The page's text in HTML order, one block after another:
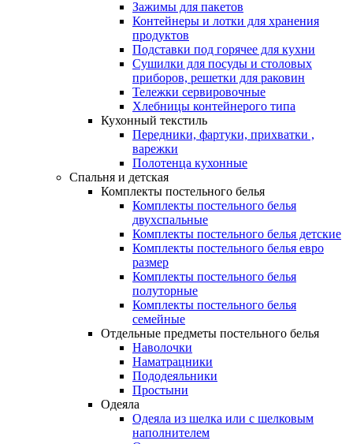
Зажимы для пакетов
Контейнеры и лотки для хранения
продуктов
Подставки под горячее для кухни
Сушилки для посуды и столовых
приборов, решетки для раковин
Тележки сервировочные
Хлебницы контейнерого типа
Кухонный текстиль
Передники, фартуки, прихватки ,
варежки
Полотенца кухонные
Спальня и детская
Комплекты постельного белья
Комплекты постельного белья
двухспальные
Комплекты постельного белья детские
Комплекты постельного белья евро
размер
Комплекты постельного белья
полуторные
Комплекты постельного белья
семейные
Отдельные предметы постельного белья
Наволочки
Наматрацники
Пододеяльники
Простыни
Одеяла
Одеяла из шелка или с шелковым
наполнителем